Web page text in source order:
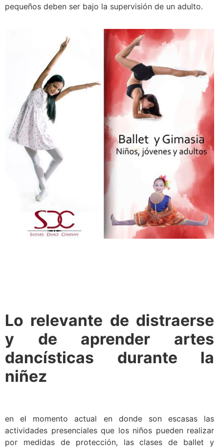
pequeños deben ser bajo la supervisión de un adulto.
Lo relevante de distraerse
y de aprender artes
dancísticas durante la
niñez
en el momento actual en donde son escasas las
actividades presenciales que los niños pueden realizar
por medidas de protección, las clases de ballet y